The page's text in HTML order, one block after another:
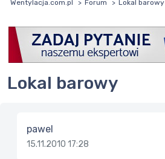
Wentylacja.com.pl Forum Lokal barowy
Lokal barowy
pawel
15.11.2010 17:28